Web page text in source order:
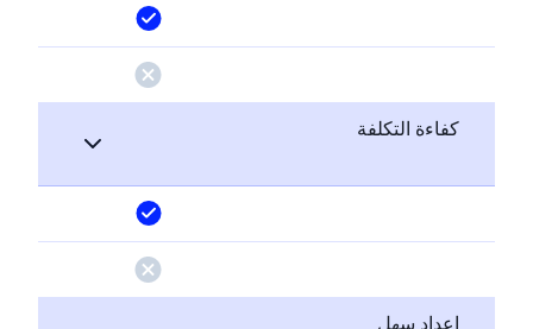
كفاءة التكلفة
إعداد سهل